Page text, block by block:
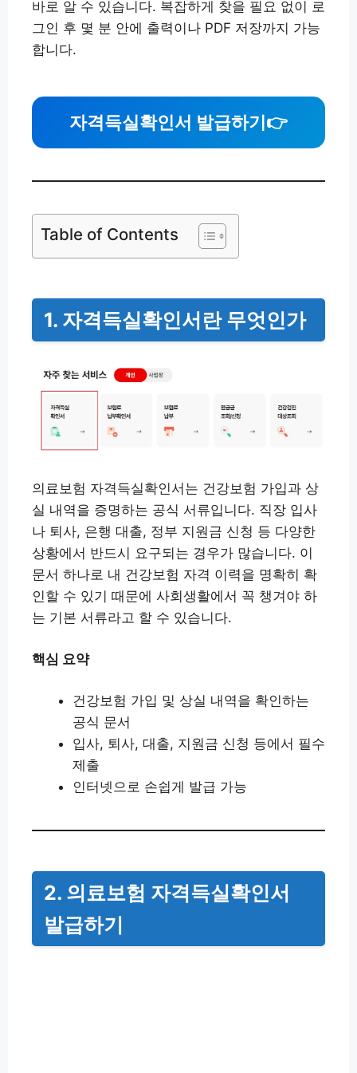
바로 알 수 있습니다. 복잡하게 찾을 필요 없이 로
그인 후 몇 분 안에 출력이나 PDF 저장까지 가능
합니다.
자격득실확인서 발급하기👉
Table of Contents
1. 자격득실확인서란 무엇인가
의료보험 자격득실확인서는 건강보험 가입과 상
실 내역을 증명하는 공식 서류입니다. 직장 입사
나 퇴사, 은행 대출, 정부 지원금 신청 등 다양한
상황에서 반드시 요구되는 경우가 많습니다. 이
문서 하나로 내 건강보험 자격 이력을 명확히 확
인할 수 있기 때문에 사회생활에서 꼭 챙겨야 하
는 기본 서류라고 할 수 있습니다.
핵심 요약
건강보험 가입 및 상실 내역을 확인하는
공식 문서
입사, 퇴사, 대출, 지원금 신청 등에서 필수
제출
인터넷으로 손쉽게 발급 가능
2. 의료보험 자격득실확인서
발급하기